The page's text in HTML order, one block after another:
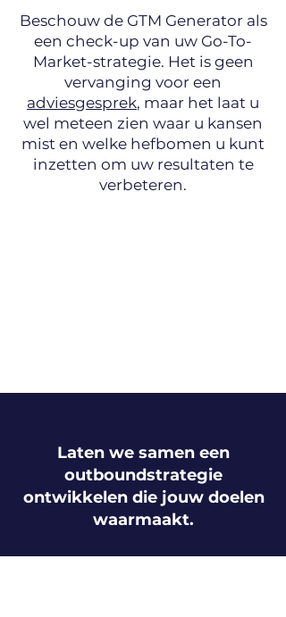
Beschouw de GTM Generator als
een check-up van uw Go-To-
Market-strategie. Het is geen
vervanging voor een
adviesgesprek, maar het laat u
wel meteen zien waar u kansen
mist en welke hefbomen u kunt
inzetten om uw resultaten te
verbeteren.
Laten we samen een
outboundstrategie
ontwikkelen die jouw doelen
waarmaakt.